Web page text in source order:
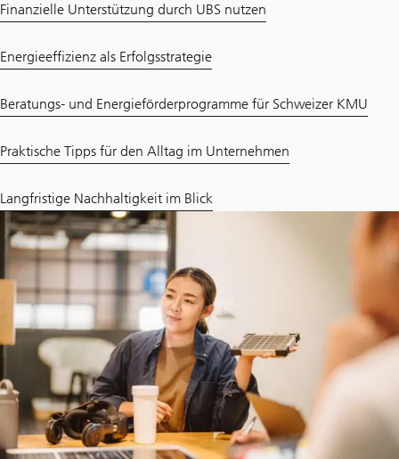
Finanzielle Unterstützung durch UBS nutzen
Energieeffizienz als Erfolgsstrategie
Beratungs- und Energieförderprogramme für Schweizer KMU
Praktische Tipps für den Alltag im Unternehmen
Langfristige Nachhaltigkeit im Blick